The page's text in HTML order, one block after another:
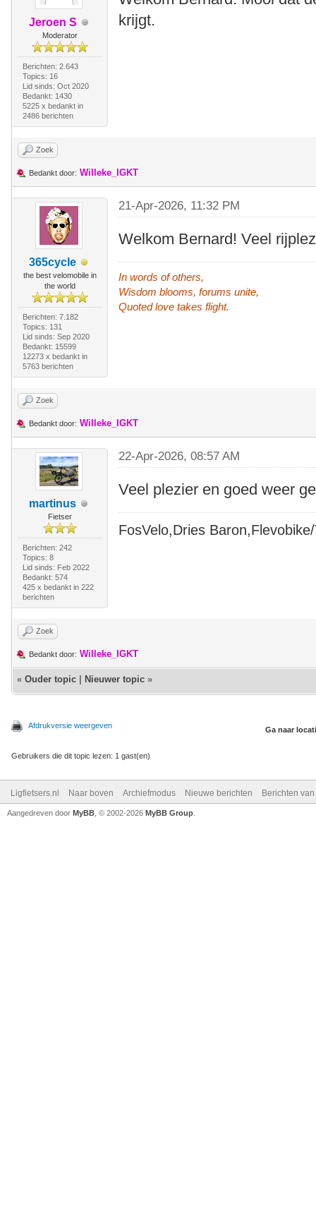
Jeroen S
Moderator
Berichten: 2.643
Topics: 16
Lid sinds: Oct 2020
Bedankt: 1430
5225 x bedankt in
2486 berichten
krijgt.
Zoek
Bedankt door: Willeke_IGKT
365cycle
the best velomobile in
the world
Berichten: 7.182
Topics: 131
Lid sinds: Sep 2020
Bedankt: 15599
12273 x bedankt in
5763 berichten
21-Apr-2026, 11:32 PM
Welkom Bernard! Veel
In words of others,
Wisdom blooms, forums unite,
Quoted love takes flight.
Zoek
Bedankt door: Willeke_IGKT
martinus
Fietser
Berichten: 242
Topics: 8
Lid sinds: Feb 2022
Bedankt: 574
425 x bedankt in 222
berichten
22-Apr-2026, 08:57 AM
Veel plezier en goed weer
FosVelo,Dries
Zoek
Bedankt door: Willeke_IGKT
« Ouder topic Nieuwer topic »
Afdrukversie weergeven Ga naar
Gebruikers die dit topic lezen: 1 gast(en)
Ligfietsers.nl Naar boven Archiefmodus Nieuwe berichten Berichten
Aangedreven door MyBB , © 2002-2026 MyBB Group